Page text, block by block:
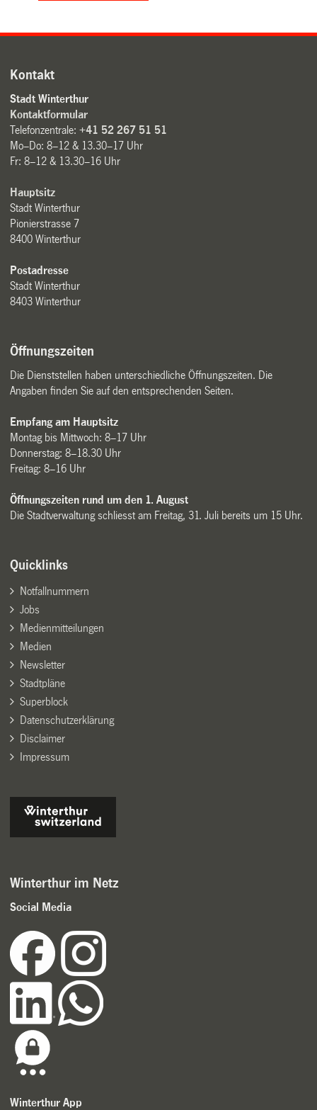
Kontakt
Stadt Winterthur
Kontaktformular
Telefonzentrale:+41 52 267 51 51
Mo–Do: 8–12 & 13.30–17 Uhr
Fr: 8–12 & 13.30–16 Uhr
Hauptsitz
Stadt Winterthur
Pionierstrasse 7
8400 Winterthur
Postadresse
Stadt Winterthur
8403 Winterthur
Öffnungszeiten
Die Dienststellen haben unterschiedliche Öffnungszeiten. Die
Angaben finden Sie auf den entsprechenden Seiten.
Empfang am Hauptsitz
Montag bis Mittwoch: 8–17 Uhr
Donnerstag: 8–18.30 Uhr
Freitag: 8–16 Uhr
Öffnungszeiten rund um den 1. August
Die Stadtverwaltung schliesst am Freitag, 31. Juli bereits um 15 Uhr.
Quicklinks
Notfallnummern
Jobs
Medienmitteilungen
Medien
Newsletter
Stadtpläne
Superblock
Datenschutzerklärung
Disclaimer
Impressum
Winterthur im Netz
Social Media
Winterthur App